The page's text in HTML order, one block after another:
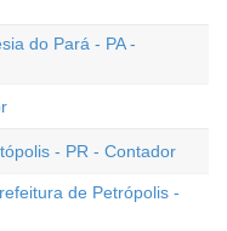
do Pará - PA -
- PR - Contador
de Petrópolis -